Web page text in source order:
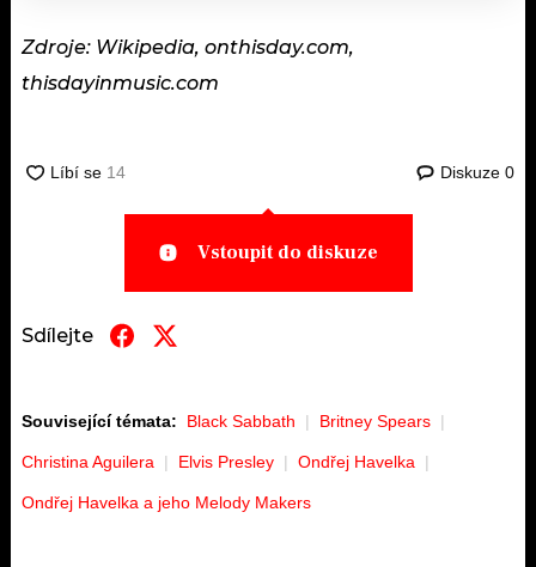
Zdroje: Wikipedia, onthisday.com,
thisdayinmusic.com
Diskuze 0
Vstoupit do diskuze
Sdílejte
Související témata: Black Sabbath Britney Spears
Christina Aguilera Elvis Presley Ondřej Havelka
Ondřej Havelka a jeho Melody Makers